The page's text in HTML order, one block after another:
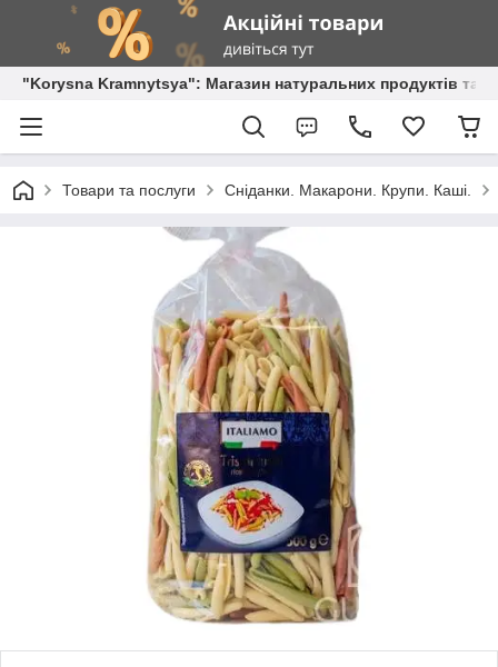
"Korysna Kramnytsya": Магазин натуральних продуктів та
Товари та послуги Сніданки. Макарони. Крупи. Каші.